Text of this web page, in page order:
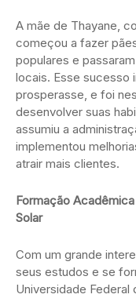
A mãe de Thayane,
começou a fazer
populares e
locais. Esse sucesso
prosperasse, e foi
desenvolver suas
assumiu a
implementou
atrair mais clientes.
Formação
Solar
Com um grande
seus estudos e se
Universidade Federal